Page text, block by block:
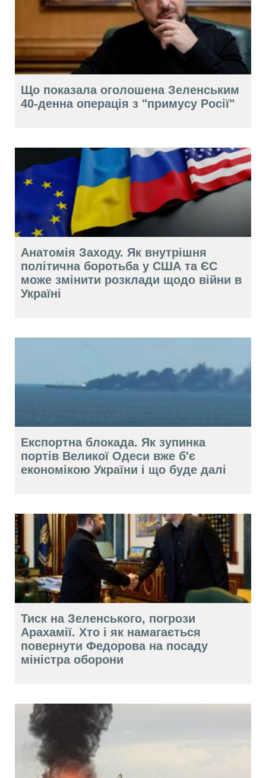
Що показала оголошена Зеленським
40-денна операція з "примусу Росії"
Анатомія Заходу. Як внутрішня
політична боротьба у США та ЄС
може змінити розклади щодо війни в
Україні
Експортна блокада. Як зупинка
портів Великої Одеси вже б'є
економікою України і що буде далі
Тиск на Зеленського, погрози
Арахамії. Хто і як намагається
повернути Федорова на посаду
міністра оборони